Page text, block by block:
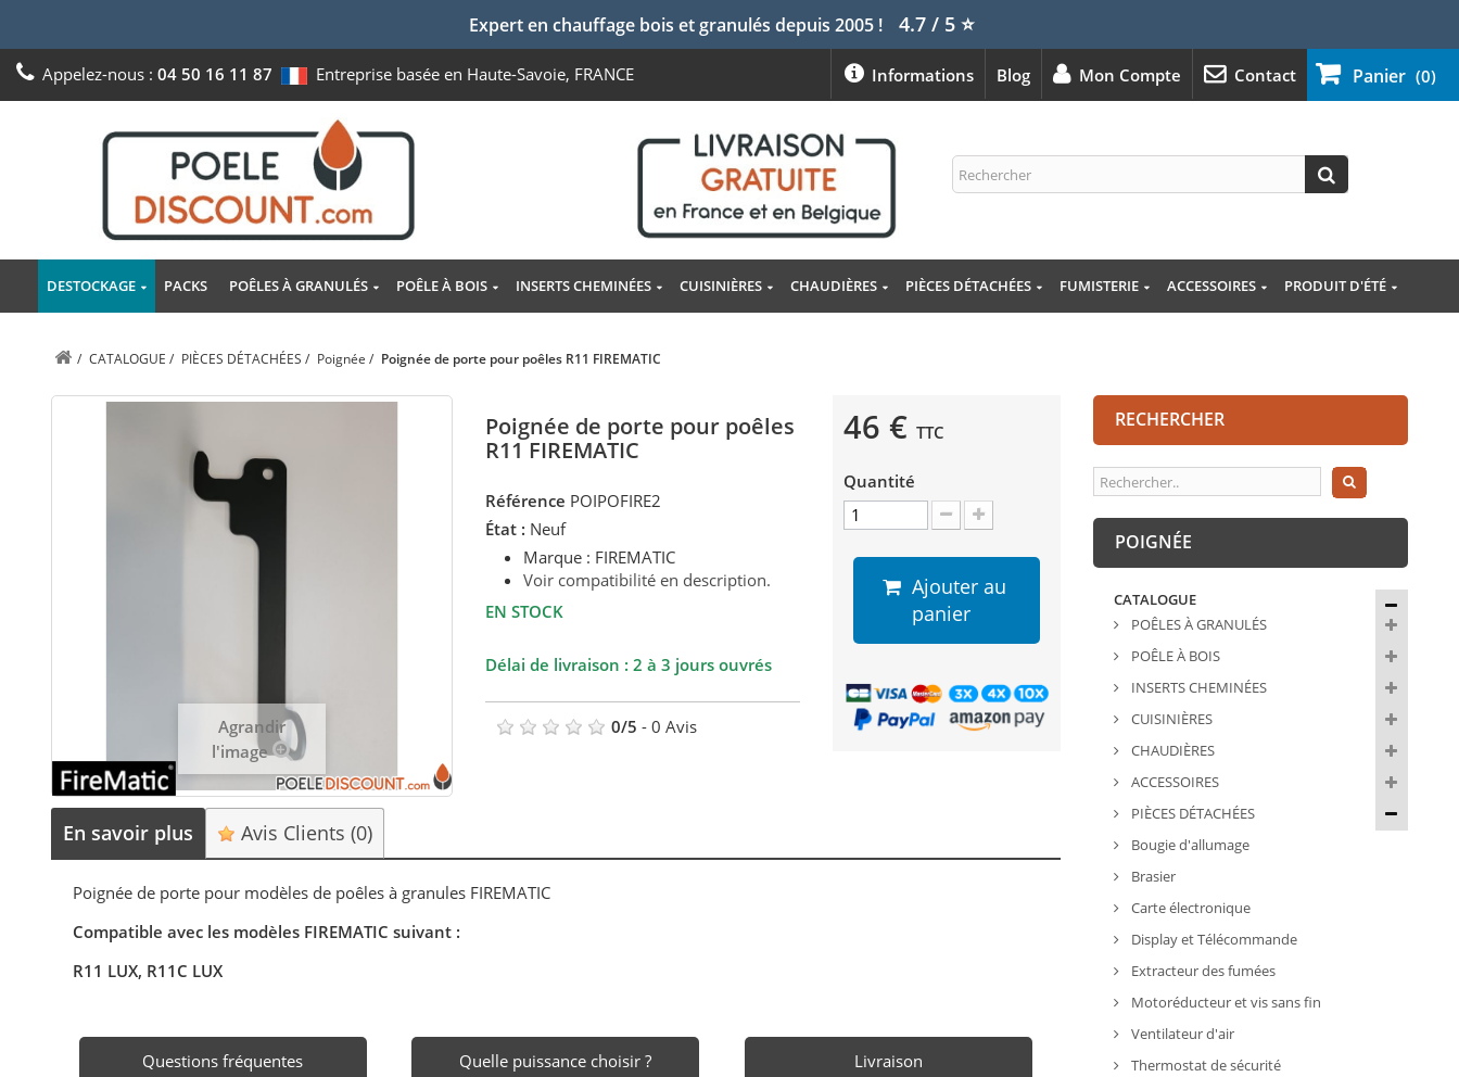
Expert en chauffage bois et granulés depuis 2005 ! 4.7 / 5⭐
Panier (0)
Appelez-nous : 04 50 16 11 87 Entreprise basée en Haute-Savoie, FRANCE Contact
Mon Compte
Blog
Informations
DESTOCKAGE PACKS POÊLES À GRANULÉS POÊLE À BOIS INSERTS CHEMINÉES CUISINIÈRES CHAUDIÈRES PIÈCES DÉTACHÉES FUMISTERIE ACCESSOIRES PRODUIT D'ÉTÉ
/ CATALOGUE / PIÈCES DÉTACHÉES / Poignée / Poignée de porte pour poêles R11 FIREMATIC
Agrandir
l'image
Poignée de porte pour poêles
R11 FIREMATIC
Référence POIPOFIRE2
État : Neuf
Marque : FIREMATIC
Voir compatibilité en description.
EN STOCK
Délai de livraison : 2 à 3 jours ouvrés
0/5 - 0 Avis
46 € TTC
Quantité
Ajouter au
panier
En savoir plus Avis Clients(0)
Poignée de porte pour modèles de poêles à granules FIREMATIC
Compatible avec les modèles FIREMATIC suivant :
R11 LUX, R11C LUX
Questions fréquentes Quelle puissance choisir ? Livraison
RECHERCHER
POIGNÉE
CATALOGUE
POÊLES À GRANULÉS
POÊLE À BOIS
INSERTS CHEMINÉES
CUISINIÈRES
CHAUDIÈRES
ACCESSOIRES
PIÈCES DÉTACHÉES
Bougie d'allumage
Brasier
Carte électronique
Display et Télécommande
Extracteur des fumées
Motoréducteur et vis sans fin
Ventilateur d'air
Thermostat de sécurité